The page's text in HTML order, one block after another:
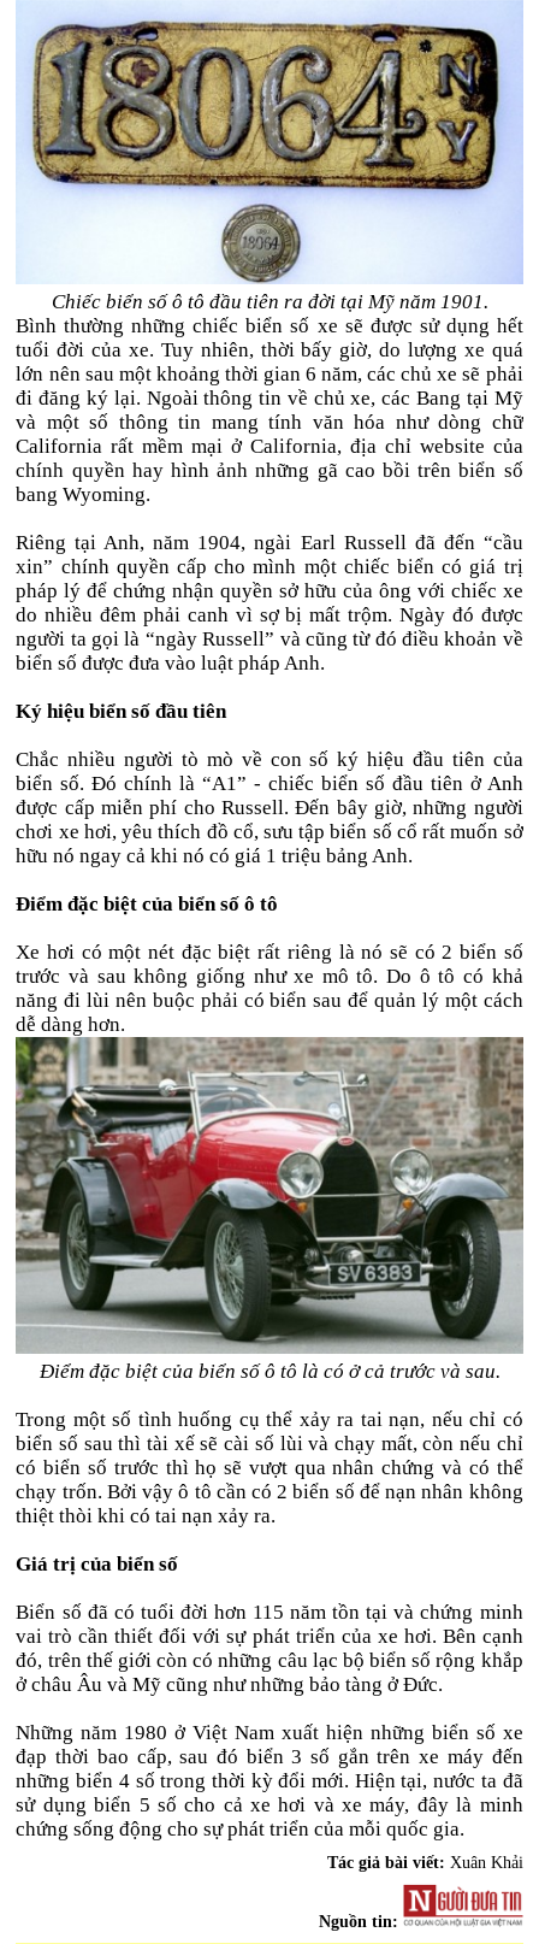
Chiếc biển số ô tô đầu tiên ra đời tại Mỹ năm 1901.
Bình thường những chiếc biển số xe sẽ được sử dụng hết
tuổi đời của xe. Tuy nhiên, thời bấy giờ, do lượng xe quá
lớn nên sau một khoảng thời gian 6 năm, các chủ xe sẽ phải
đi đăng ký lại. Ngoài thông tin về chủ xe, các Bang tại Mỹ
và một số thông tin mang tính văn hóa như dòng chữ
California rất mềm mại ở California, địa chỉ website của
chính quyền hay hình ảnh những gã cao bồi trên biển số
bang Wyoming.
Riêng tại Anh, năm 1904, ngài Earl Russell đã đến “cầu
xin” chính quyền cấp cho mình một chiếc biển có giá trị
pháp lý để chứng nhận quyền sở hữu của ông với chiếc xe
do nhiều đêm phải canh vì sợ bị mất trộm. Ngày đó được
người ta gọi là “ngày Russell” và cũng từ đó điều khoản về
biển số được đưa vào luật pháp Anh.
Ký hiệu biển số đầu tiên
Chắc nhiều người tò mò về con số ký hiệu đầu tiên của
biển số. Đó chính là “A1” - chiếc biển số đầu tiên ở Anh
được cấp miễn phí cho Russell. Đến bây giờ, những người
chơi xe hơi, yêu thích đồ cổ, sưu tập biển số cổ rất muốn sở
hữu nó ngay cả khi nó có giá 1 triệu bảng Anh.
Điểm đặc biệt của biển số ô tô
Xe hơi có một nét đặc biệt rất riêng là nó sẽ có 2 biển số
trước và sau không giống như xe mô tô. Do ô tô có khả
năng đi lùi nên buộc phải có biển sau để quản lý một cách
dễ dàng hơn.
Điểm đặc biệt của biển số ô tô là có ở cả trước và sau.
Trong một số tình huống cụ thể xảy ra tai nạn, nếu chỉ có
biển số sau thì tài xế sẽ cài số lùi và chạy mất, còn nếu chỉ
có biển số trước thì họ sẽ vượt qua nhân chứng và có thể
chạy trốn. Bởi vậy ô tô cần có 2 biển số để nạn nhân không
thiệt thòi khi có tai nạn xảy ra.
Giá trị của biển số
Biển số đã có tuổi đời hơn 115 năm tồn tại và chứng minh
vai trò cần thiết đối với sự phát triển của xe hơi. Bên cạnh
đó, trên thế giới còn có những câu lạc bộ biển số rộng khắp
ở châu Âu và Mỹ cũng như những bảo tàng ở Đức.
Những năm 1980 ở Việt Nam xuất hiện những biển số xe
đạp thời bao cấp, sau đó biển 3 số gắn trên xe máy đến
những biển 4 số trong thời kỳ đổi mới. Hiện tại, nước ta đã
sử dụng biển 5 số cho cả xe hơi và xe máy, đây là minh
chứng sống động cho sự phát triển của mỗi quốc gia.
Tác giả bài viết: Xuân Khải
Nguồn tin: